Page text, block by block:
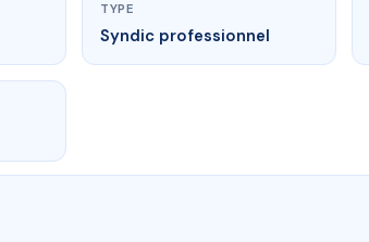
TYPE
Syndic professionnel